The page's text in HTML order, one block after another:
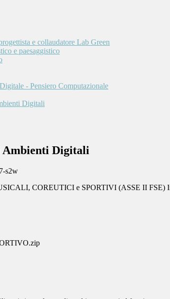
e collaudatore Lab Green
e paesaggistico
- Pensiero Computazionale
Digitali
Ambienti Digitali
s2w
COREUTICI e SPORTIVI (ASSE II FSE)